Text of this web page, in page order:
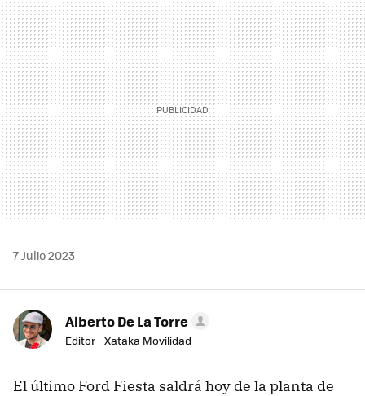
MAIL
7 Julio 2023
Alberto De La Torre
Editor - Xataka Movilidad
El último Ford Fiesta saldrá hoy de la planta de